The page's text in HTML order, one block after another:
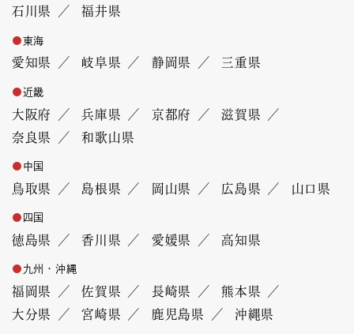
石川県
福井県
東海
愛知県 岐阜県 静岡県 三重県
近畿
大阪府 兵庫県 京都府
滋賀県
奈良県
和歌山県
中国
鳥取県 島根県 岡山県 広島県 山口県
四国
徳島県 香川県 愛媛県 高知県
九州・沖縄
福岡県 佐賀県 長崎県
熊本県
大分県
宮崎県 鹿児島県 沖縄県